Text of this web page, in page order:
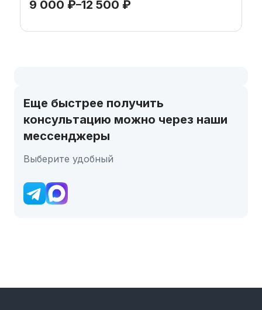
9 000 ₽–12 500 ₽
Еще быстрее получить
консультацию можно через наши
мессенджеры
Выберите удобный